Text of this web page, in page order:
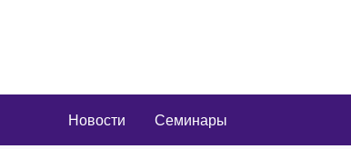
Новости Семинары